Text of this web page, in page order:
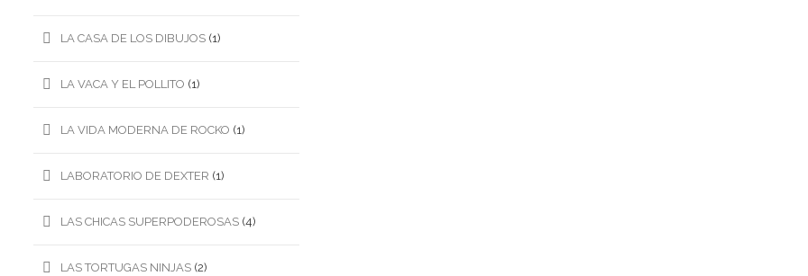
LA CASA DE LOS DIBUJOS (1)
LA VACA Y EL POLLITO (1)
LA VIDA MODERNA DE ROCKO (1)
LABORATORIO DE DEXTER (1)
LAS CHICAS SUPERPODEROSAS (4)
LAS TORTUGAS NINJAS (2)